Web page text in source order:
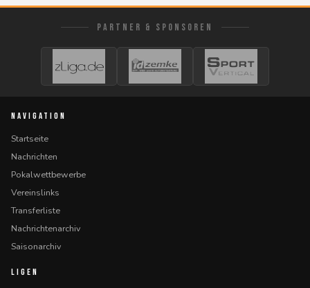
PARTNER & SPONSOREN
NAVIGATION
Startseite
Nachrichten
Pokalwettbewerbe
Vereinslinks
Transferliste
Nachrichtenarchiv
Saisonarchiv
LIGEN